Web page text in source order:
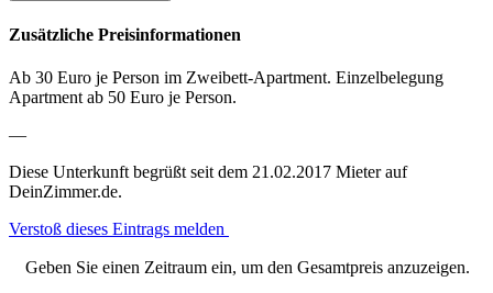
Zusätzliche Preisinformationen
Ab 30 Euro je Person im Zweibett-Apartment. Einzelbelegung
Apartment ab 50 Euro je Person.
—
Diese Unterkunft begrüßt seit dem 21.02.2017 Mieter auf
DeinZimmer.de.
Verstoß dieses Eintrags melden
Geben Sie einen Zeitraum ein, um den Gesamtpreis anzuzeigen.